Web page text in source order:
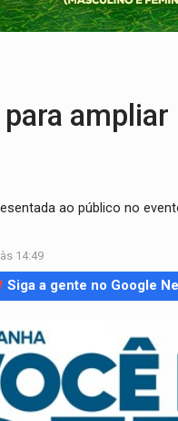
declaração de
ampliar
ao público no
14:49
Siga a gente no Google